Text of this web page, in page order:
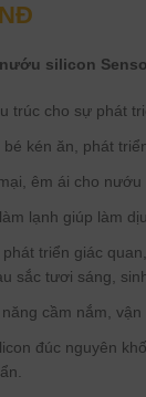
silicon
trúc cho sự phát
kén ăn, phát
êm ái cho
lạnh giúp làm
triển giác
sắc tươi sáng,
cầm nắm, vận
đúc nguyên